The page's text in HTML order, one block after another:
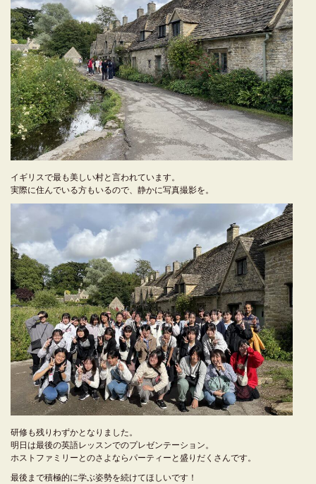
イギリスで最も美しい村と言われています。
実際に住んでいる方もいるので、静かに写真撮影を。
研修も残りわずかとなりました。
明日は最後の英語レッスンでのプレゼンテーション。
ホストファミリーとのさよならパーティーと盛りだくさんです。
最後まで積極的に学ぶ姿勢を続けてほしいです！